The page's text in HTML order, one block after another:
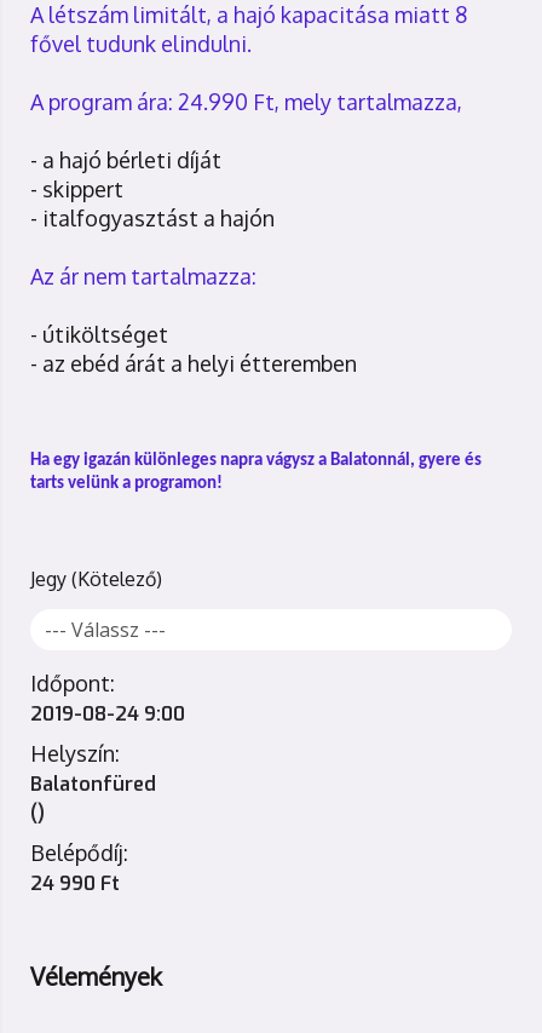
A létszám limitált, a hajó kapacitása miatt 8
fővel tudunk elindulni.
A program ára: 24.990 Ft, mely tartalmazza,
- a hajó bérleti díját
- skippert
- italfogyasztást a hajón
Az ár nem tartalmazza:
- útiköltséget
- az ebéd árát a helyi étteremben
Ha egy igazán különleges napra vágysz a Balatonnál, gyere és
tarts velünk a programon!
Jegy
Időpont:
2019-08-24 9:00
Helyszín:
Balatonfüred
()
Belépődíj:
24 990 Ft
Vélemények